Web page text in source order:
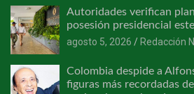
Autoridades verifican
posesión presidencial
agosto 5, 2026
Redacción
Colombia despide a
figuras más recordadas